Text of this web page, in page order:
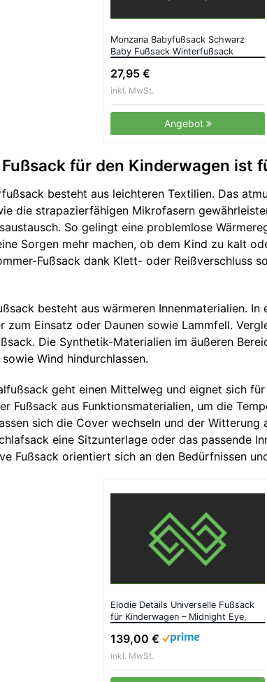
Monzana Babyfußsack Schwarz
Baby Fußsack Winterfußsack
waschbar verschließbarer Kopfteil
27,95 €
inkl. MwSt.
Angebot
für den Kinderwagen ist
besteht aus leichteren Textilien. Das
die strapazierfähigen Mikrofasern
So gelingt eine problemlose
Sorgen mehr machen, ob dem Kind zu kalt
Fußsack dank Klett- oder Reißverschluss
besteht aus wärmeren Innenmaterialien. In
zum Einsatz oder Daunen sowie Lammfell.
Die Synthetik-Materialien im äußeren
Wind hindurchlassen.
geht einen Mittelweg und eignet sich
Fußsack aus Funktionsmaterialien, um die
sich die Cover wechseln und der Witterung
eine Sitzunterlage oder das passende
Fußsack orientiert sich an den Bedürfnissen
Elodie Details Universelle Fußsack
für Kinderwagen – Midnight Eye,
139,00 €
inkl. MwSt.